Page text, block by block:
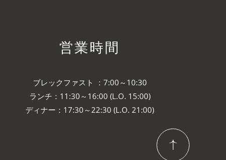
営業時間
ブレックファスト ：7:00～10:30
ランチ：11:30～16:00 (L.O. 15:00)
ディナー：17:30～22:30 (L.O. 21:00)